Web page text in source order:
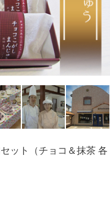
ット（チョコ＆抹茶 各